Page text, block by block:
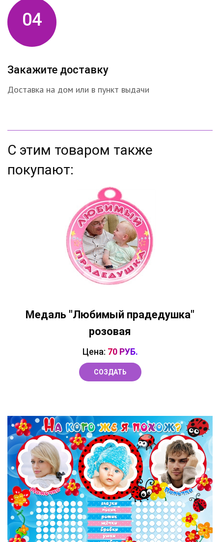
04
Закажите доставку
Доставка на дом или в пункт выдачи
С этим товаром также
покупают:
Медаль "Любимый прадедушка"
розовая
Цена: 70 РУБ.
СОЗДАТЬ